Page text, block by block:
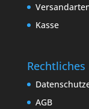
Kasse
Rechtliches
AGB